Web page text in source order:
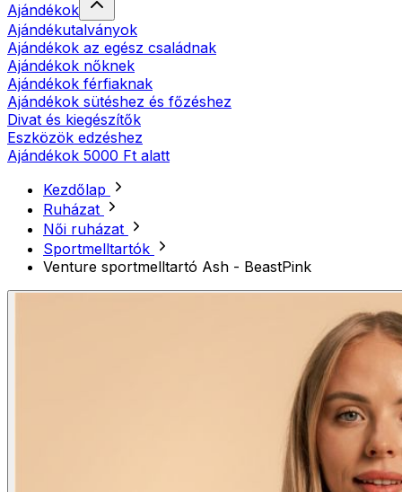
Ajándékok
Ajándékutalványok
Ajándékok az egész családnak
Ajándékok nőknek
Ajándékok férfiaknak
Ajándékok sütéshez és főzéshez
Divat és kiegészítők
Eszközök edzéshez
Ajándékok 5000 Ft alatt
Kezdőlap
Ruházat
Női ruházat
Sportmelltartók
Venture sportmelltartó Ash - BeastPink